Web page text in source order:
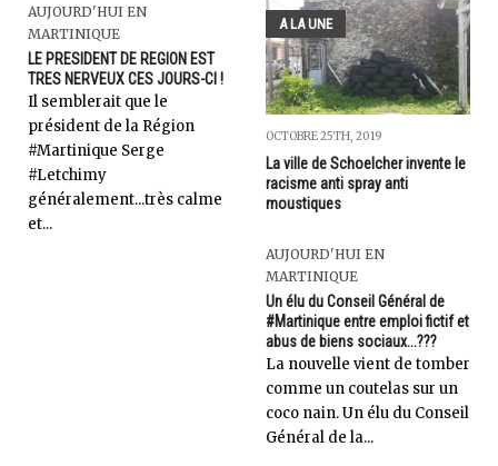
AUJOURD'HUI EN
MARTINIQUE
LE PRESIDENT DE REGION EST
TRES NERVEUX CES JOURS-CI !
Il semblerait que le
président de la Région
#Martinique Serge
#Letchimy
généralement...très calme
et...
A LA UNE
OCTOBRE 25TH, 2019
La ville de Schoelcher invente le
racisme anti spray anti
moustiques
AUJOURD'HUI EN
MARTINIQUE
Un élu du Conseil Général de
#Martinique entre emploi fictif et
abus de biens sociaux...???
La nouvelle vient de tomber
comme un coutelas sur un
coco nain. Un élu du Conseil
Général de la...